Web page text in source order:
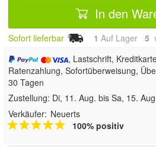
In den
Sofort lieferbar 1 Auf Lager 5
, Lastschrift,
Ratenzahlung, Sofortüberweisung,
30 Tagen
Zustellung: Di, 11. Aug. bis Sa, 15.
Verkäufer: Neuerts
100% positiv